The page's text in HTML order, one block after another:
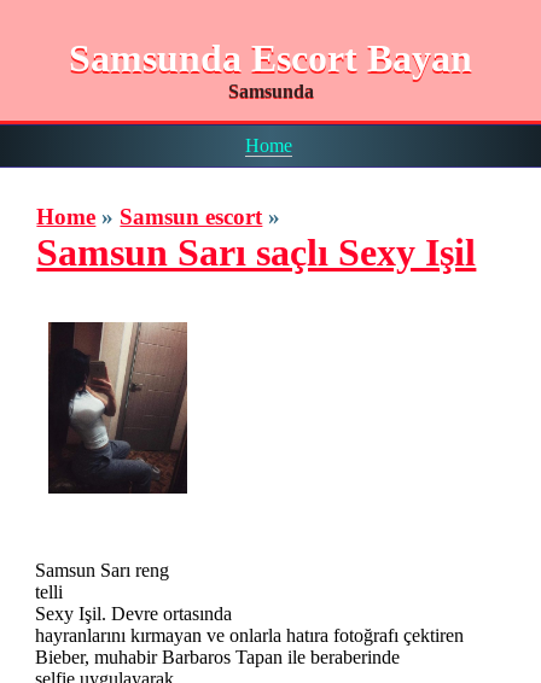
Samsunda Escort Bayan
Samsunda
Home
Home » Samsun escort »
Samsun Sarı saçlı Sexy Işil
Samsun Sarı reng
telli
Sexy Işil. Devre ortasında
hayranlarını kırmayan ve onlarla hatıra fotoğrafı çektiren
Bieber, muhabir Barbaros Tapan ile beraberinde
selfie uygulayarak